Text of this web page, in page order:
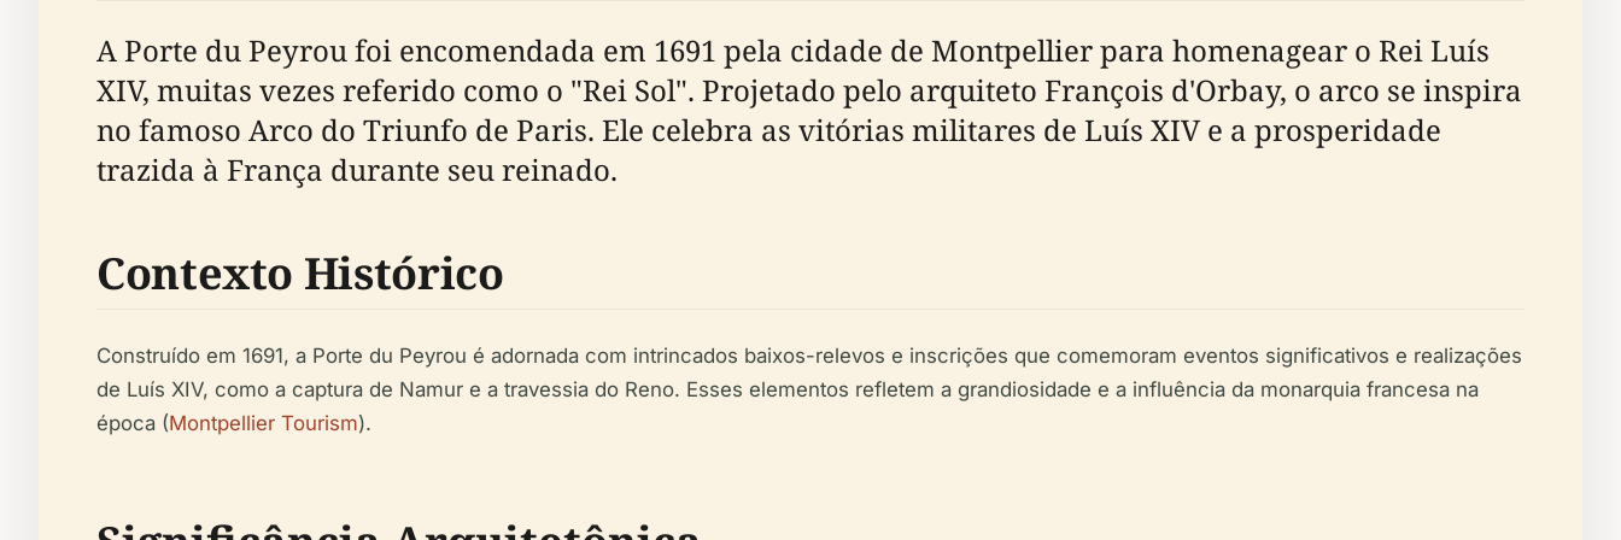
A Porte du Peyrou foi encomendada em 1691 pela cidade de Montpellier para homenagear o Rei Luís
XIV, muitas vezes referido como o "Rei Sol". Projetado pelo arquiteto François d'Orbay, o arco se inspira
no famoso Arco do Triunfo de Paris. Ele celebra as vitórias militares de Luís XIV e a prosperidade
trazida à França durante seu reinado.
Contexto Histórico
Construído em 1691, a Porte du Peyrou é adornada com intrincados baixos-relevos e inscrições que comemoram eventos significativos e realizações
de Luís XIV, como a captura de Namur e a travessia do Reno. Esses elementos refletem a grandiosidade e a influência da monarquia francesa na
época (Montpellier Tourism).